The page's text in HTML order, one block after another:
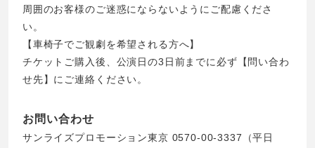
周囲のお客様のご迷惑にならないようにご配慮くださ
い。
【車椅子でご観劇を希望される方へ】
チケットご購入後、公演日の3日前までに必ず【問い合わ
せ先】にご連絡ください。
お問い合わせ
サンライズプロモーション東京 0570-00-3337（平日